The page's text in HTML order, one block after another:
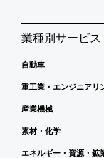
業種別サービス
自動車
重工業・エンジニアリ
産業機械
素材・化学
エネルギー・資源・鉱